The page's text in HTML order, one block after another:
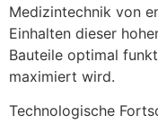
Medizintechnik von
Einhalten dieser
Bauteile optimal
maximiert wird.
Technologische